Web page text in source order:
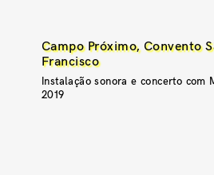
Campo Próximo, Convento
Francisco
Instalação sonora e concerto com
2019